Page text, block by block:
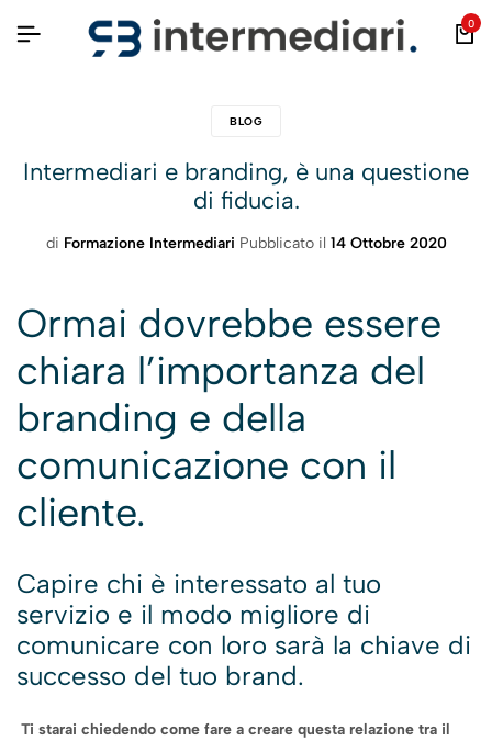
0
BLOG
Intermediari e branding, è una questione
di fiducia.
di Formazione Intermediari Pubblicato il 14 Ottobre 2020
Ormai dovrebbe essere
chiara l’importanza del
branding e della
comunicazione con il
cliente.
Capire chi è interessato al tuo
servizio e il modo migliore di
comunicare con loro sarà la chiave di
successo del tuo brand.
Ti starai chiedendo come fare a creare questa relazione tra il